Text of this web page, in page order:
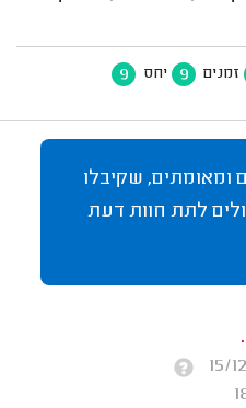
זמנים 9 יחס 9
ומאומתים, שקיבלו
לתת חוות דעת